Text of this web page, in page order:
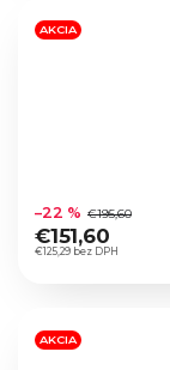
hviezdičiek.
AKCIA
hodnotenie
produktu
je
hviezdičiek.
€125,29 bez DPH
–22 % €195,60
€151,60
AKCIA